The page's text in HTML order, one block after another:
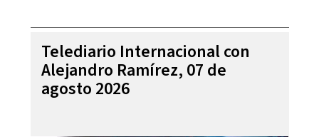
Telediario Internacional con
Alejandro Ramírez, 07 de
agosto 2026